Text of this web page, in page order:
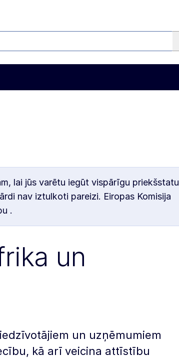
lai jūs varētu iegūt vispārīgu priekšstatu
nav iztulkoti pareizi. Eiropas Komisija
.
un
un uzņēmumiem
kā arī veicina attīstību